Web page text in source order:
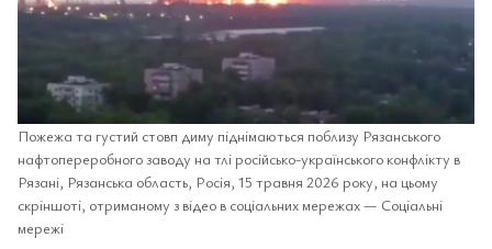
Пожежа та густий стовп диму піднімаються поблизу Рязанського
нафтопереробного заводу на тлі російсько-українського конфлікту в
Рязані, Рязанська область, Росія, 15 травня 2026 року, на цьому
скріншоті, отриманому з відео в соціальних мережах — Соціальні
мережі